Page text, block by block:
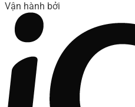
Vận hành bởi